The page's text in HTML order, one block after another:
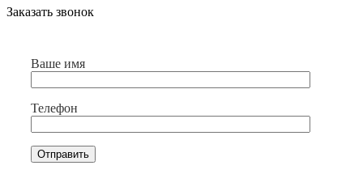
Заказать звонок
Ваше имя
Телефон